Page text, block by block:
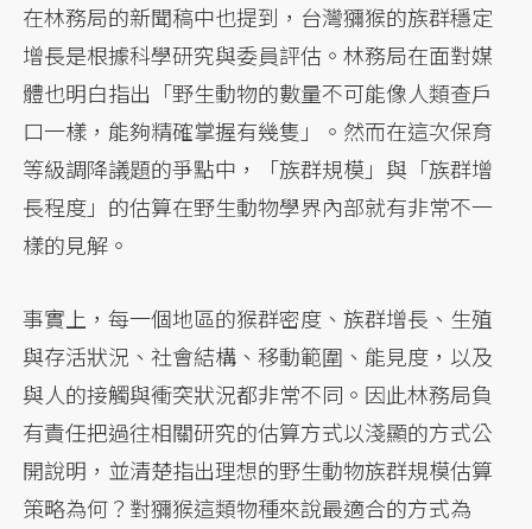
在林務局的新聞稿中也提到，台灣獼猴的族群穩定
增長是根據科學研究與委員評估。林務局在面對媒
體也明白指出「野生動物的數量不可能像人類查戶
口一樣，能夠精確掌握有幾隻」。然而在這次保育
等級調降議題的爭點中，「族群規模」與「族群增
長程度」的估算在野生動物學界內部就有非常不一
樣的見解。
事實上，每一個地區的猴群密度、族群增長、生殖
與存活狀況、社會結構、移動範圍、能見度，以及
與人的接觸與衝突狀況都非常不同。因此林務局負
有責任把過往相關研究的估算方式以淺顯的方式公
開說明，並清楚指出理想的野生動物族群規模估算
策略為何？對獼猴這類物種來說最適合的方式為